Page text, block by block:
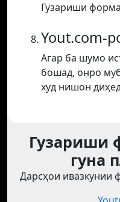
Гузариши
Yout.com-
Агар ба шумо
бошад, онро
худ нишон
Гузариши
гуна
Дарсҳои ивазкунии